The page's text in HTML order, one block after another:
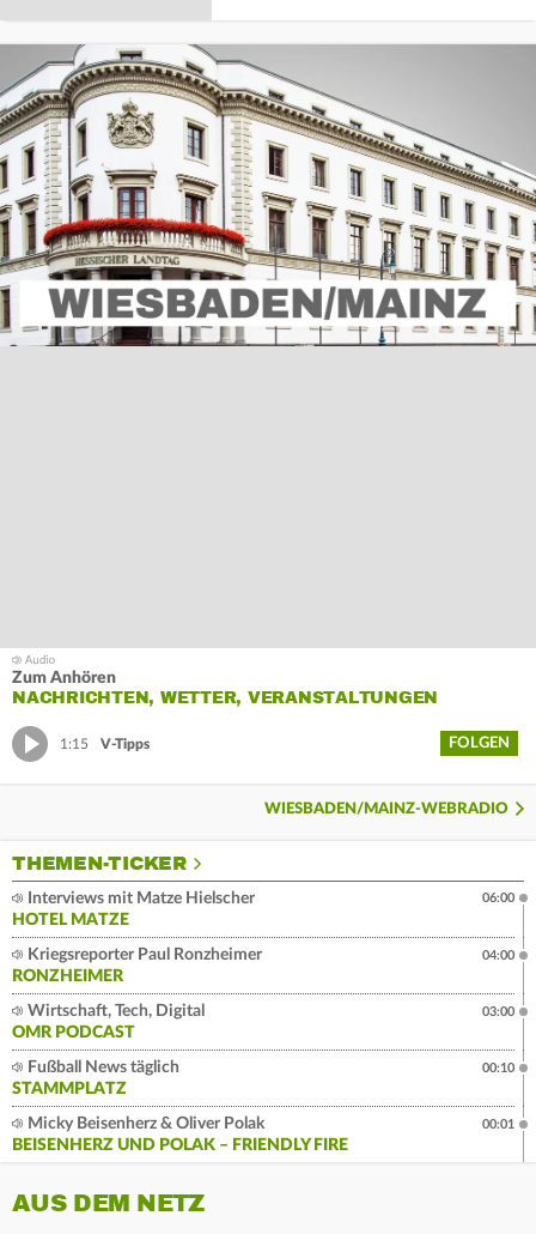
Zum Anhören
NACHRICHTEN, WETTER, VERANSTALTUNGEN
1:15 V-Tipps FOLGEN
WIESBADEN/MAINZ-WEBRADIO
THEMEN-TICKER
Interviews mit Matze Hielscher
HOTEL MATZE
06:00
Kriegsreporter Paul Ronzheimer
RONZHEIMER
04:00
Wirtschaft, Tech, Digital
OMR PODCAST
03:00
Fußball News täglich
STAMMPLATZ
00:10
Micky Beisenherz & Oliver Polak
BEISENHERZ UND POLAK – FRIENDLY FIRE
00:01
AUS DEM NETZ